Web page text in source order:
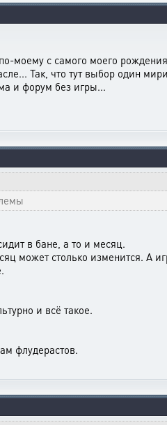
с самого моего
Так, что тут выбор один
и форум без игры...
в бане, а то и месяц.
столько изменится. А
и всё такое.
флудерастов.